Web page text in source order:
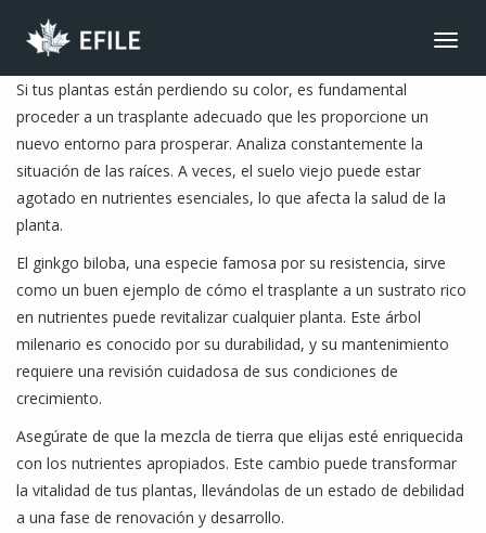
CONNECT
JOIN NOW
MEMBER LOGIN
FRANÇAIS
MAIN MENU
EVENTS
JOIN NOW
ABOUT US
LIBRARY
CONTACT
Si tus plantas están perdiendo su color, es fundamental
proceder a un trasplante adecuado que les proporcione un
nuevo entorno para prosperar. Analiza constantemente la
situación de las raíces. A veces, el suelo viejo puede estar
agotado en nutrientes esenciales, lo que afecta la salud de la
planta.
El ginkgo biloba, una especie famosa por su resistencia, sirve
como un buen ejemplo de cómo el trasplante a un sustrato rico
en nutrientes puede revitalizar cualquier planta. Este árbol
milenario es conocido por su durabilidad, y su mantenimiento
requiere una revisión cuidadosa de sus condiciones de
crecimiento.
Asegúrate de que la mezcla de tierra que elijas esté enriquecida
con los nutrientes apropiados. Este cambio puede transformar
la vitalidad de tus plantas, llevándolas de un estado de debilidad
a una fase de renovación y desarrollo.